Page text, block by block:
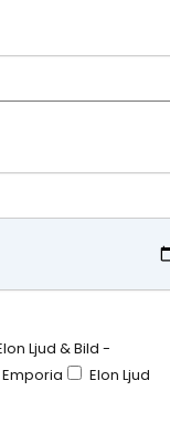
Ljud & Bild -
Elon Ljud